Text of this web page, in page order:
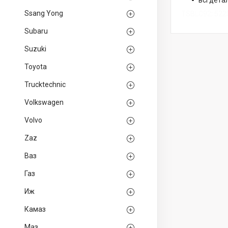
Ssang Yong
Subaru
Suzuki
Toyota
Trucktechnic
Volkswagen
Volvo
Zaz
Ваз
Газ
Иж
Камаз